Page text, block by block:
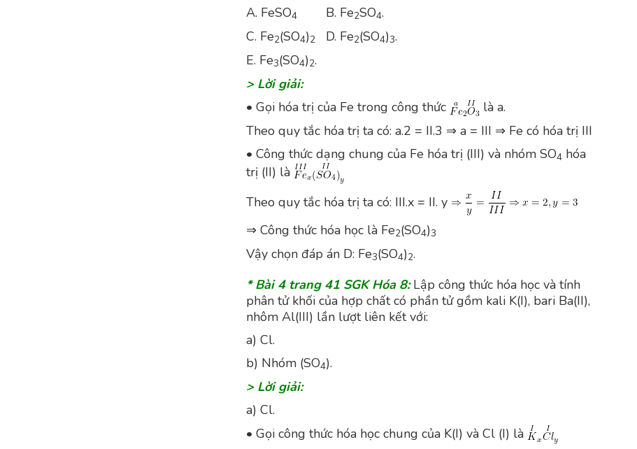
A. FeSO4 B. Fe2SO4.
C. Fe2(SO4)2 D. Fe2(SO4)3.
E. Fe3(SO4)2.
> Lời giải:
• Gọi hóa trị của Fe trong công thức
là a.
Theo quy tắc hóa trị ta có: a.2 = II.3 ⇒ a = III ⇒ Fe có hóa trị III
• Công thức dạng chung của Fe hóa trị (III) và nhóm SO4 hóa
trị (II) là
Theo quy tắc hóa trị ta có: III.x = II. y
⇒ Công thức hóa học là Fe2(SO4)3
Vậy chọn đáp án D: Fe3(SO4)2.
* Bài 4 trang 41 SGK Hóa 8: Lập công thức hóa học và tính
phân tử khối của hợp chất có phần tử gồm kali K(I), bari Ba(II),
nhôm Al(III) lần lượt liên kết với:
a) Cl.
b) Nhóm (SO4).
> Lời giải:
a) Cl.
• Gọi công thức hóa học chung của K(I) và Cl (I) là